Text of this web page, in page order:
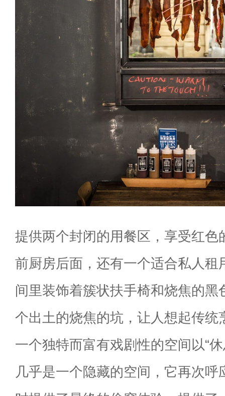
提供两个封闭的用餐区，享受红色
前厨房后面，还有一个适合私人租
间里装饰着簇状扶手椅和烧焦的黑
个出土的烧焦的坑，让人想起传统
一个独特而富有戏剧性的空间以“
几乎是一个隐藏的空间，它再次